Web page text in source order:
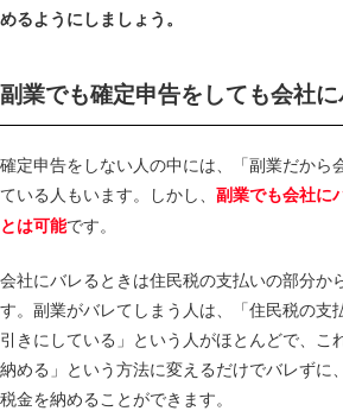
めるようにしましょう。
副業でも確定申告をしても会社
確定申告をしない人の中には、「副業だから
ている人もいます。しかし、 副業でも会社に
とは可能です。
会社にバレるときは住民税の支払いの部分か
す。副業がバレてしまう人は、「住民税の支
引きにしている」という人がほとんどで、こ
納める」という方法に変えるだけでバレずに
税金を納めることができます。